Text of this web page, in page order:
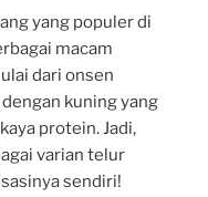
yang populer di
macam
dari onsen
kuning yang
protein. Jadi,
varian telur
sendiri!